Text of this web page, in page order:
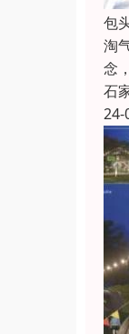
包
淘
念
石
24-